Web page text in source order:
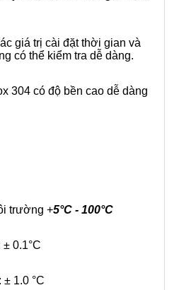
giá trị cài đặt thời gian và
có thể kiểm tra dễ dàng.
304 có độ bền cao dễ dàng
trường +5°C - 100°C
0.1°C
1.0 °C